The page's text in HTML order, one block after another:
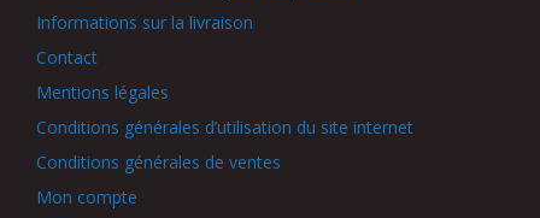
Informations sur la livraison
Contact
Mentions légales
Conditions générales d’utilisation du site internet
Conditions générales de ventes
Mon compte